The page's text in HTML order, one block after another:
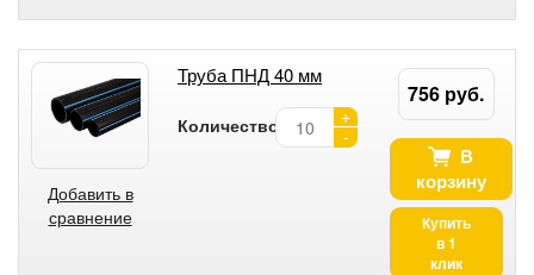
Добавить в
сравнение
Труба ПНД 40 мм
Количество:
+
-
756 руб.
В
корзину
Купить
в 1
клик